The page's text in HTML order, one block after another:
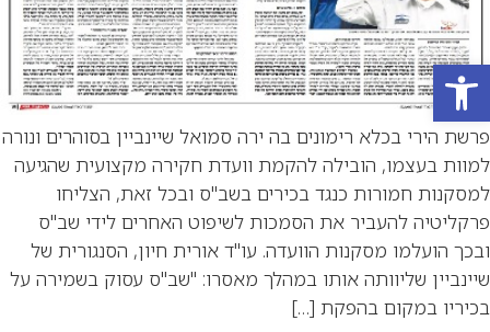
פתח סרגל נגישות
פרשת הירי בכלא רימונים בה ירה סמואל שיינביין בסוהרים ונורה
למוות בעצמו, הובילה להקמת וועדת חקירה מקצועית שהגיעה
למסקנות חמורות כנגד בכירים בשב"ס ובכל זאת, הצליחו
פרקליטיה להעביר את הסמכות לשיפוט האחרים לידי שב"ס
ובכך הועלמו מסקנות הוועדה. עו"ד אורית חיון, הסנגורית של
שיינביין שליוותה אותו במהלך מאסרו: "שב"ס עסוק בשמירה על
בכיריו במקום בהפקת […]